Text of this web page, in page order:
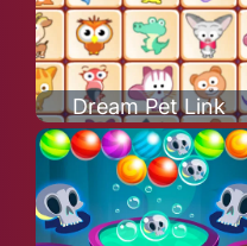
Dream Pet Link